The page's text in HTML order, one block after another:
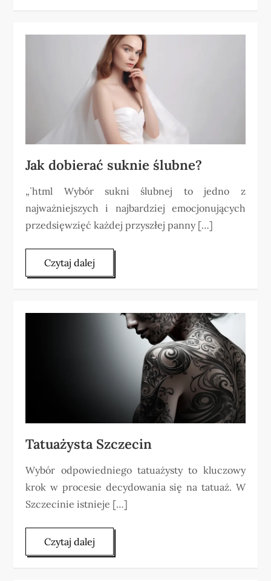
Jak dobierać suknie ślubne?
„`html Wybór sukni ślubnej to jedno z
najważniejszych i najbardziej emocjonujących
przedsięwzięć każdej przyszłej panny […]
Czytaj dalej
Tatuażysta Szczecin
Wybór odpowiedniego tatuażysty to kluczowy
krok w procesie decydowania się na tatuaż. W
Szczecinie istnieje […]
Czytaj dalej